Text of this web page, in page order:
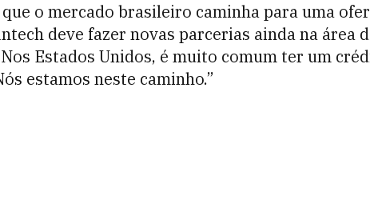
o mercado brasileiro caminha para uma
deve fazer novas parcerias ainda na área
Estados Unidos, é muito comum ter um
estamos neste caminho.”